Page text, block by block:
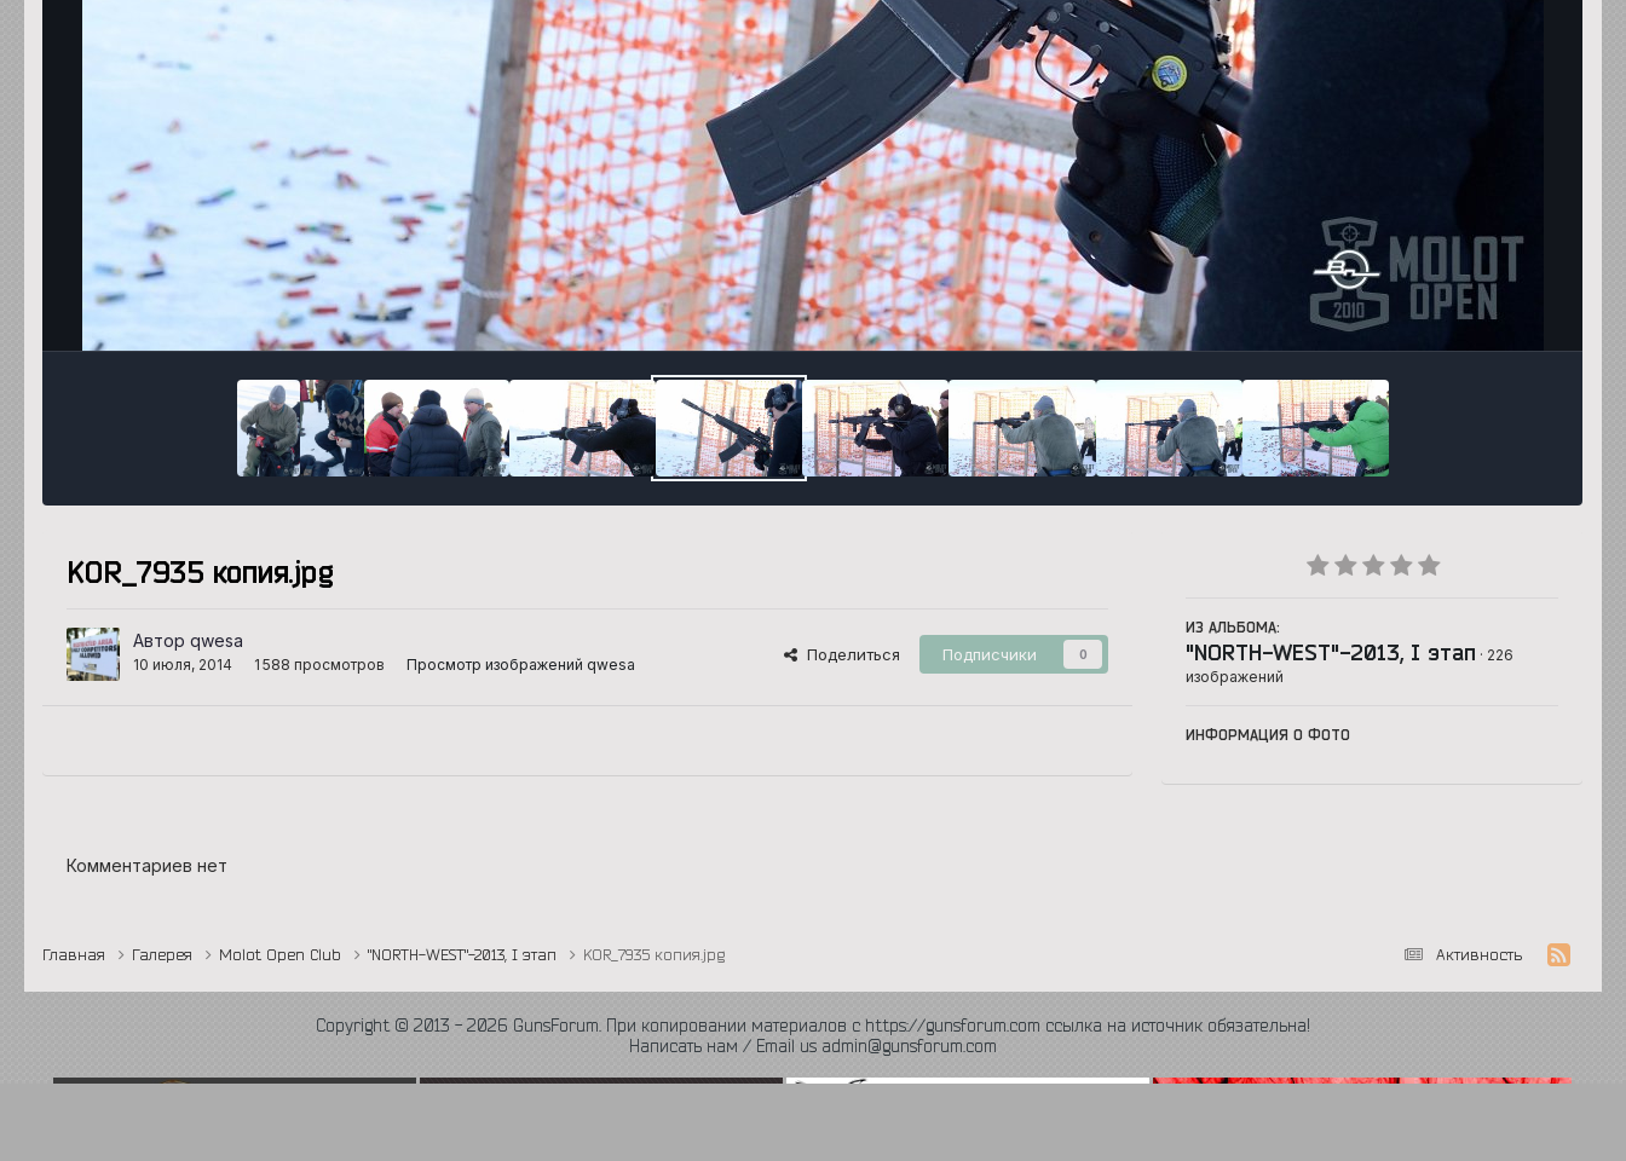
Инструменты
KOR_7935 копия.jpg
Автор qwesa
10 июля, 2014 1 588 просмотров Просмотр изображений qwesa
Поделиться Подписчики 0
ИЗ АЛЬБОМА:
"NORTH-WEST"-2013, I этап · 226
изображений
ИНФОРМАЦИЯ О ФОТО
Комментариев нет
Активность
Главная Галерея Molot Open Club "NORTH-WEST"-2013, I этап KOR_7935 копия.jpg
Copyright © 2013 - 2026 GunsForum. При копировании материалов с https://gunsforum.com ссылка на источник обязательна!
Написать нам / Email us admin@gunsforum.com